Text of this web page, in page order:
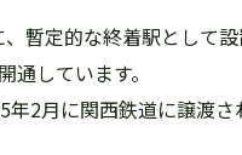
暫定的な終着駅として設
しています。
2月に関西鉄道に譲渡